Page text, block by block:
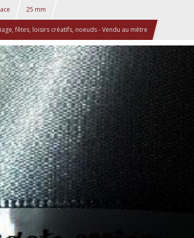
25 mm
fêtes, loisirs créatifs, noeuds - Vendu au mètre